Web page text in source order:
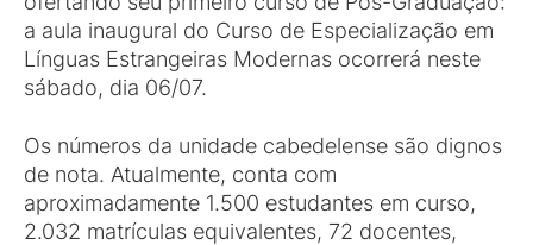
a aula inaugural do Curso de Especialização em
Línguas Estrangeiras Modernas ocorrerá neste
sábado, dia 06/07.
Os números da unidade cabedelense são dignos
de nota. Atualmente, conta com
aproximadamente 1.500 estudantes em curso,
2.032 matrículas equivalentes, 72 docentes,